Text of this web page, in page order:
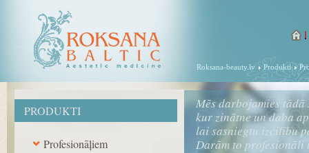
Mēs darbojamies tādā
kur zinātne un daba
lai sasniegtu izcilību
Darām to profesionāli
PRODUKTI
Profesionāļiem
Roksana-beauty.lv Produkti